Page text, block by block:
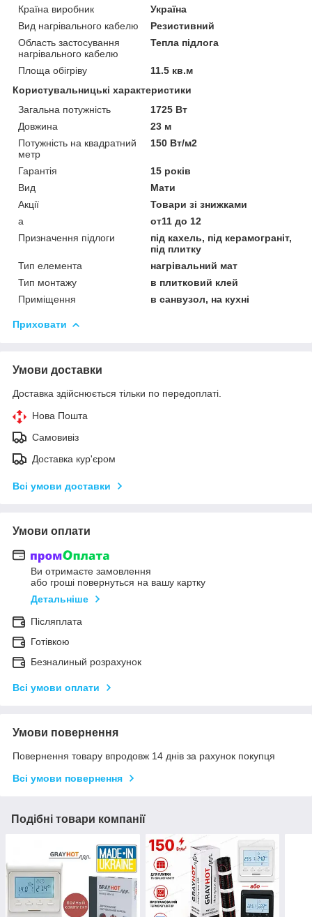
Країна виробник
Україна
Вид нагрівального кабелю
Резистивний
Область застосування
нагрівального кабелю
Тепла підлога
Площа обігріву
11.5 кв.м
Користувальницькі характеристики
Загальна потужність
1725 Вт
Довжина
23 м
Потужність на квадратний
метр
150 Вт/м2
Гарантія
15 років
Вид
Мати
Акції
Товари зі знижками
а
от11 до 12
Призначення підлоги
під кахель, під керамограніт,
під плитку
Тип елемента
нагрівальний мат
Тип монтажу
в плитковий клей
Приміщення
в санвузол, на кухні
Приховати
Умови доставки
Доставка здійснюється тільки по передоплаті.
Нова Пошта
Самовивіз
Доставка кур'єром
Всі умови доставки
Умови оплати
Ви отримаєте замовлення
або гроші повернуться на вашу картку
Детальніше
Післяплата
Готівкою
Безналиный розрахунок
Всі умови оплати
Умови повернення
Повернення товару впродовж 14 днів за рахунок покупця
Всі умови повернення
Подібні товари компанії